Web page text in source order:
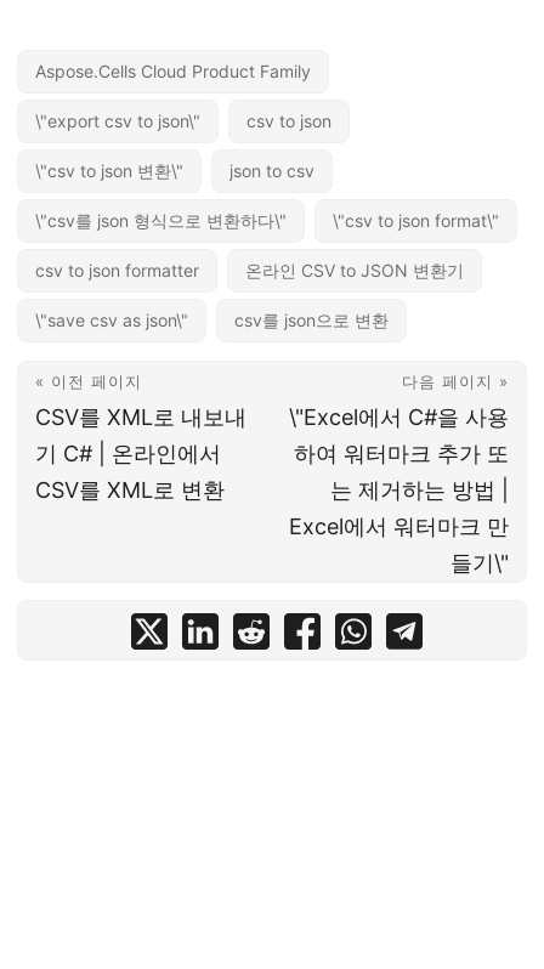
Aspose.Cells Cloud Product Family
\"export csv to json\" csv to json
\"csv to json 변환\" json to csv
\"csv를 json 형식으로 변환하다\" \"csv to json format\"
csv to json formatter 온라인 CSV to JSON 변환기
\"save csv as json\" csv를 json으로 변환
« 이전 페이지
CSV를 XML로 내보내
기 C# | 온라인에서
CSV를 XML로 변환
다음 페이지 »
\"Excel에서 C#을 사용
하여 워터마크 추가 또
는 제거하는 방법 |
Excel에서 워터마크 만
들기\"